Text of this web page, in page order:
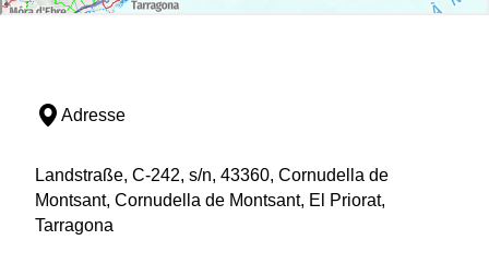
Adresse
Landstraße, C-242, s/n, 43360, Cornudella de
Montsant, Cornudella de Montsant, El Priorat,
Tarragona